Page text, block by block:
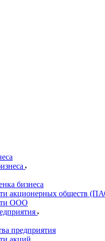
бизнеса
акционерных обществ
ООО
предприятия
акций
Березники
Бийск
Биробиджан
Бирск
Благовещенск